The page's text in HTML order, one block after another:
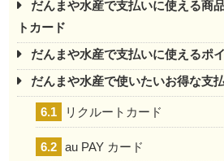
だんまや水産で支払いに使える商
トカード
だんまや水産で支払いに使えるポ
だんまや水産で使いたいお得な支
6.1 リクルートカード
6.2 au PAY カード